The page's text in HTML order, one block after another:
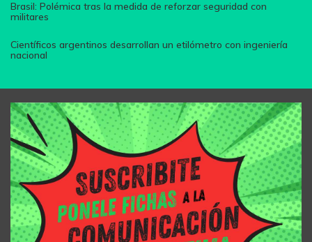
Brasil: Polémica tras la medida de reforzar seguridad con
militares
Científicos argentinos desarrollan un etilómetro con ingeniería
nacional